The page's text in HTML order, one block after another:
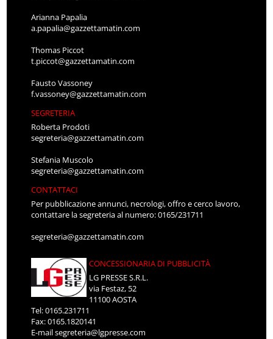
Arianna Papalia
a.papalia@gazzettamatin.com
Thomas Piccot
t.piccot@gazzettamatin.com
Fausto Vassoney
f.vassoney@gazzettamatin.com
SEGRETERIA
Roberta Prodoti
segreteria@gazzettamatin.com
Stefania Muscolo
segreteria@gazzettamatin.com
CONTATTACI
Per pubblicazione annunci, necrologi, offro e cerco lavoro,
contattare la segreteria al numero: 0165/231711
segreteria@gazzettamatin.com
CONCESSIONARIA DI PUBBLICITÀ
LG PRESSE S.R.L.
via Festaz, 52
11100 AOSTA
Tel: 0165.231711
Fax: 0165.1820141
E-mailsegreteria@lgpresse.com